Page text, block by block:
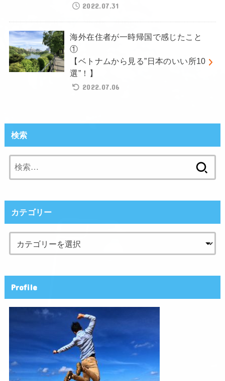
2022.07.31
海外在住者が一時帰国で感じたこと
①
【ベトナムから見る”日本のいい所10
選”！】
2022.07.06
検索
索:
カテゴリー
Profile